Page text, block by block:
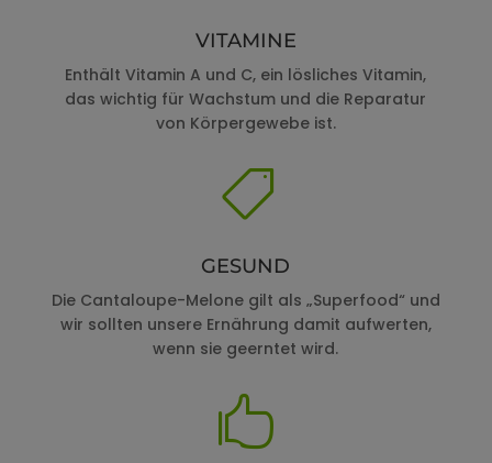
VITAMINE
Enthält Vitamin A und C, ein lösliches Vitamin,
das wichtig für Wachstum und die Reparatur
von Körpergewebe ist.

GESUND
Die Cantaloupe-Melone gilt als „Superfood“ und
wir sollten unsere Ernährung damit aufwerten,
wenn sie geerntet wird.
